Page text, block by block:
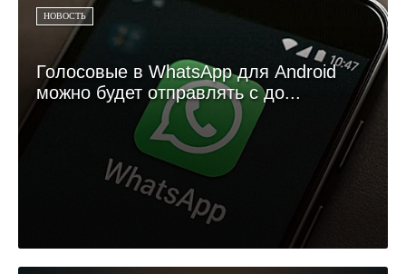
НОВОСТЬ
Голосовые в WhatsApp для Android
можно будет отправлять с до...